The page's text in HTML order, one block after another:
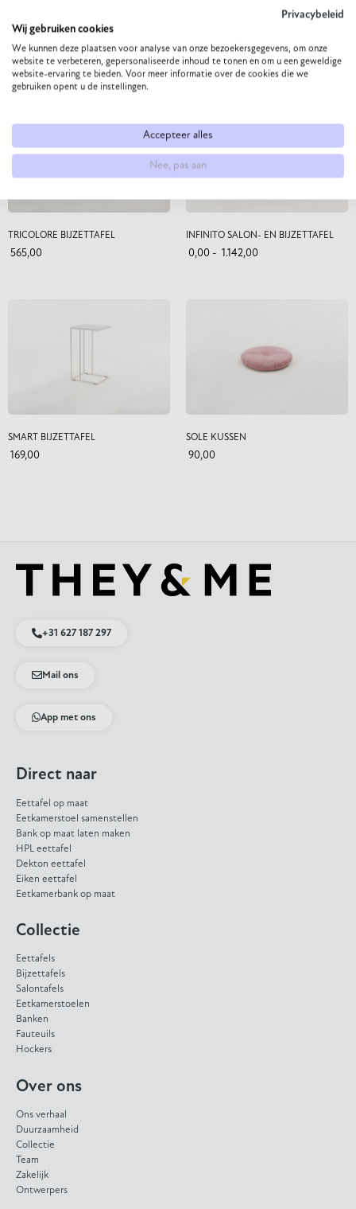
Gerelateerde producten
Misschien vind je deze items ook interessant
TRICOLORE BIJZETTAFEL
565,00
INFINITO SALON- EN BIJZETTAFEL
0,00 - 1.142,00
SMART BIJZETTAFEL
169,00
SOLE KUSSEN
90,00
+31 627 187 297
Mail ons
App met ons
Direct naar
Eettafel op maat
Eetkamerstoel samenstellen
Bank op maat laten maken
HPL eettafel
Dekton eettafel
Eiken eettafel
Eetkamerbank op maat
Collectie
Eettafels
Bijzettafels
Salontafels
Eetkamerstoelen
Banken
Fauteuils
Hockers
Over ons
Ons verhaal
Duurzaamheid
Collectie
Team
Zakelijk
Ontwerpers
Privacybeleid
Wij gebruiken cookies
We kunnen deze plaatsen voor analyse van onze bezoekersgegevens, om onze
website te verbeteren, gepersonaliseerde inhoud te tonen en om u een geweldige
website-ervaring te bieden. Voor meer informatie over de cookies die we
gebruiken opent u de instellingen.
Accepteer alles
Nee, pas aan